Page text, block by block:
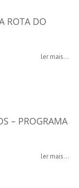
ROTA DO
ler mais...
– PROGRAMA
ler mais...